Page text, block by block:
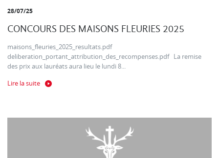
28/07/25
CONCOURS DES MAISONS FLEURIES 2025
maisons_fleuries_2025_resultats.pdf
deliberation_portant_attribution_des_recompenses.pdf La remise
des prix aux lauréats aura lieu le lundi 8...
Lire la suite